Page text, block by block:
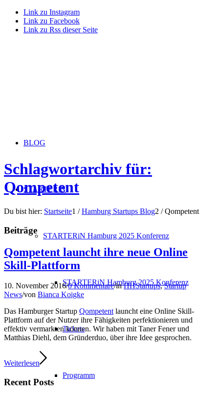
Link zu Instagram
Link zu Facebook
Link zu Rss dieser Seite
BLOG
STARTERiN
STARTERiN Hamburg 2025 Konferenz
STARTERiN Hamburg 2025 Konferenz
Tickets
Programm
Schlagwortarchiv für:
Qompetent
Du bist hier: Startseite1 / Hamburg Startups Blog2 / Qompetent
Beiträge
Qompetent launcht ihre neue Online
Skill-Plattform
10. November 2016/0 Kommentare/inHHStartups,Startup
News/von Bianca Koigke
Das Hamburger Startup Qompetentlauncht eine Online Skill-
Plattform auf der Nutzer ihre Fähigkeiten perfektionieren und
effektiv vermarkten können. Wir haben mit Taner Fener und
Matthias Diehl, dem Gründerduo, über ihre Idee gesprochen.
Weiterlesen
Recent Posts